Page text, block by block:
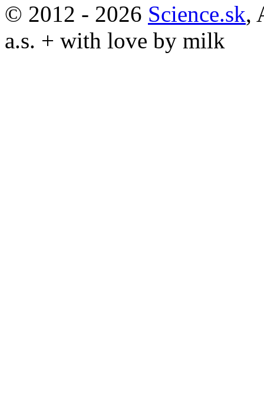
© 2012 - 2026 Science.sk,
a.s. + with love by milk